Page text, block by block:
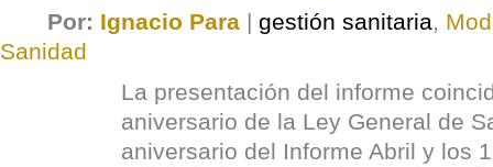
Por: Ignacio Para | gestión sanitaria,
Sanidad
La presentación del informe
aniversario de la Ley General de
aniversario del Informe Abril y los